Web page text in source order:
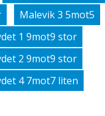
Malevik 3 5mot5
1 9mot9 stor
2 9mot9 stor
4 7mot7 liten